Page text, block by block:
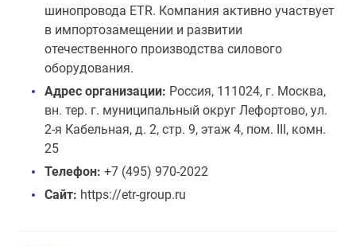
шинопровода ETR. Компания активно участвует
в импортозамещении и развитии
отечественного производства силового
оборудования.
Адрес организации: Россия, 111024, г. Москва,
вн. тер. г. муниципальный округ Лефортово, ул.
2-я Кабельная, д. 2, стр. 9, этаж 4, пом. III, комн.
25
Телефон: +7 (495) 970-2022
Сайт: https://etr-group.ru